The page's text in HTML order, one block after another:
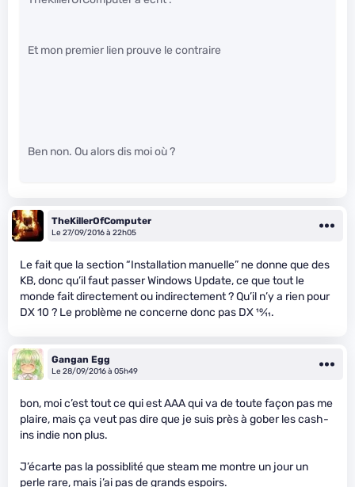
Et mon premier lien prouve le contraire
Ben non. Ou alors dis moi où ?
TheKillerOfComputer
Le 27/09/2016 à 22h05
Le fait que la section “Installation manuelle” ne donne que des
KB, donc qu’il faut passer Windows Update, ce que tout le
monde fait directement ou indirectement ? Qu’il n’y a rien pour
DX 10 ? Le problème ne concerne donc pas DX10⁄11.
Gangan Egg
Le 28/09/2016 à 05h49
bon, moi c’est tout ce qui est AAA qui va de toute façon pas me
plaire, mais ça veut pas dire que je suis près à gober les cash-
ins indie non plus.
J’écarte pas la possiblité que steam me montre un jour un
perle rare, mais j’ai pas de grands espoirs.